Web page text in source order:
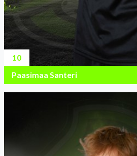
10
Paasimaa Santeri